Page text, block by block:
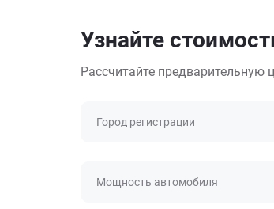
Узнайте
Рассчитайте предварительную
Город регистрации
Мощность автомобиля